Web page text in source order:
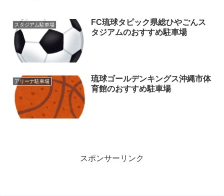
スタジアム駐車場
FC琉球タピック県総ひやごんス
タジアムのおすすめ駐車場
アリーナ駐車場
琉球ゴールデンキングス沖縄市体
育館のおすすめ駐車場
スポンサーリンク